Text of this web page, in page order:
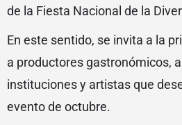
de la Fiesta Nacional de la
En este sentido, se invita a la
a productores gastronómicos,
instituciones y artistas que
evento de octubre.